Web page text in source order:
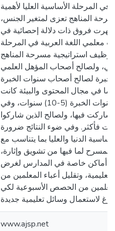
في المرحلة الأساسية العليا لأهمية
المناهج تعزى لمتغير الجنس،
ظهرت فروق ذات دلالة إحصائية في
معلمي اللغة العربية في المرحلة
توظيف استراتيجية مسرحة المناهج
ولصالح أصحاب المؤهل العلمي
لصالح أصحاب سنوات الخبرة
بينما في مجال المحتوى والبيئة كانت
الفروق لصالح أصحاب سنوات الخبرة (5-10) سنوات، وفي
شاركت فيها، ولصالح الذين شاركوا
فأكثر. وفي ضوء النتائج ضرورة
الدنيا والعليا بما يتناسب مع
لما فيها من تشويق وإثارة،
أماكن خاصة في المدارس لغرض
وتقليل أعباء المعلمين من
من الحصص الأسبوعية لكي
www.ajsp.net